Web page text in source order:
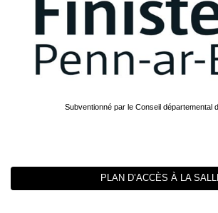
Subventionné par le Conseil départemental
PLAN D’ACCÈS À LA